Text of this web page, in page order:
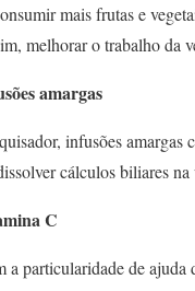
mais frutas e
melhorar o trabalho da
amargas
infusões amargas
cálculos biliares
C
a particularidade de ajuda